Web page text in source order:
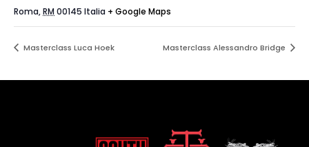
Roma,RM 00145 Italia + Google Maps
Masterclass Luca Hoek Masterclass Alessandro Bridge